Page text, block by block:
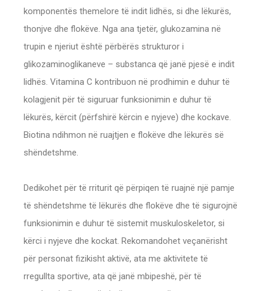
komponentës themelore të indit lidhës, si dhe lëkurës,
thonjve dhe flokëve. Nga ana tjetër, glukozamina në
trupin e njeriut është përbërës strukturor i
glikozaminoglikaneve – substanca që janë pjesë e indit
lidhës. Vitamina C kontribuon në prodhimin e duhur të
kolagjenit për të siguruar funksionimin e duhur të
lëkurës, kërcit (përfshirë kërcin e nyjeve) dhe kockave.
Biotina ndihmon në ruajtjen e flokëve dhe lëkurës së
shëndetshme.
Dedikohet për të rriturit që përpiqen të ruajnë një pamje
të shëndetshme të lëkurës dhe flokëve dhe të sigurojnë
funksionimin e duhur të sistemit muskuloskeletor, si
kërci i nyjeve dhe kockat. Rekomandohet veçanërisht
për personat fizikisht aktivë, ata me aktivitete të
rregullta sportive, ata që janë mbipeshë, për të